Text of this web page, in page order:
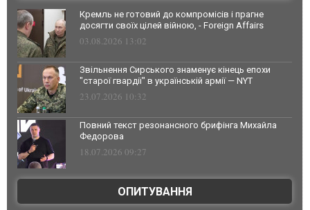
Кремль не готовий до компромісів і прагне
досягти своїх цілей війною, - Foreign Affairs
03.08.2026 13:02
Звільнення Сирського знаменує кінець епохи
"старої гвардії" в українській армії — NYT
23.07.2026 10:32
Повний текст резонансного брифінга Михайла
Федорова
18.07.2026 09:27
ОПИТУВАННЯ